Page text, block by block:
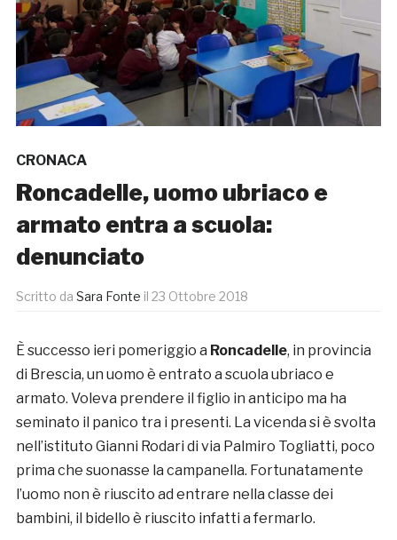
CRONACA
Roncadelle, uomo ubriaco e
armato entra a scuola:
denunciato
Scritto da Sara Fonte il 23 Ottobre 2018
È successo ieri pomeriggio a Roncadelle, in provincia
di Brescia, un uomo è entrato a scuola ubriaco e
armato. Voleva prendere il figlio in anticipo ma ha
seminato il panico tra i presenti. La vicenda si è svolta
nell’istituto Gianni Rodari di via Palmiro Togliatti, poco
prima che suonasse la campanella. Fortunatamente
l’uomo non è riuscito ad entrare nella classe dei
bambini, il bidello è riuscito infatti a fermarlo.